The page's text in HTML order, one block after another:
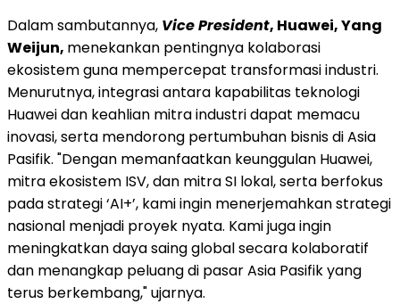
Dalam sambutannya, Vice President, Huawei, Yang
Weijun, menekankan pentingnya kolaborasi
ekosistem guna mempercepat transformasi industri.
Menurutnya, integrasi antara kapabilitas teknologi
Huawei dan keahlian mitra industri dapat memacu
inovasi, serta mendorong pertumbuhan bisnis di Asia
Pasifik. "Dengan memanfaatkan keunggulan Huawei,
mitra ekosistem ISV, dan mitra SI lokal, serta berfokus
pada strategi ‘AI+’, kami ingin menerjemahkan strategi
nasional menjadi proyek nyata. Kami juga ingin
meningkatkan daya saing global secara kolaboratif
dan menangkap peluang di pasar Asia Pasifik yang
terus berkembang," ujarnya.